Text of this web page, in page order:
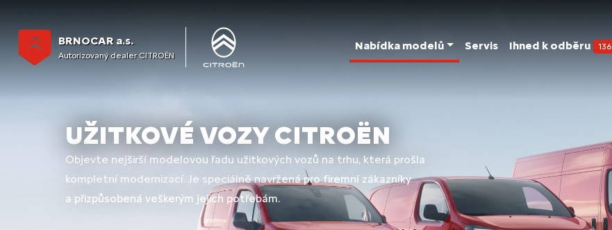
BRNOCAR a.s.
Autorizovaný dealer CITROËN
Nabídka modelů Servis Ihned k odběru 136
UŽITKOVÉ VOZY CITROËN
Objevte nejširší modelovou řadu užitkových vozů na trhu, která prošla
kompletní modernizací. Je speciálně navržená pro firemní zákazníky
a přizpůsobená veškerým jejich potřebám.